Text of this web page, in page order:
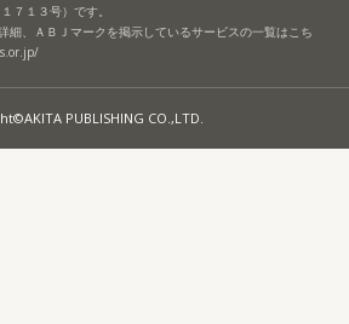
７１３号）です。
細、ＡＢＪマークを掲示しているサービスの一覧はこち
PUBLISHING CO.,LTD.